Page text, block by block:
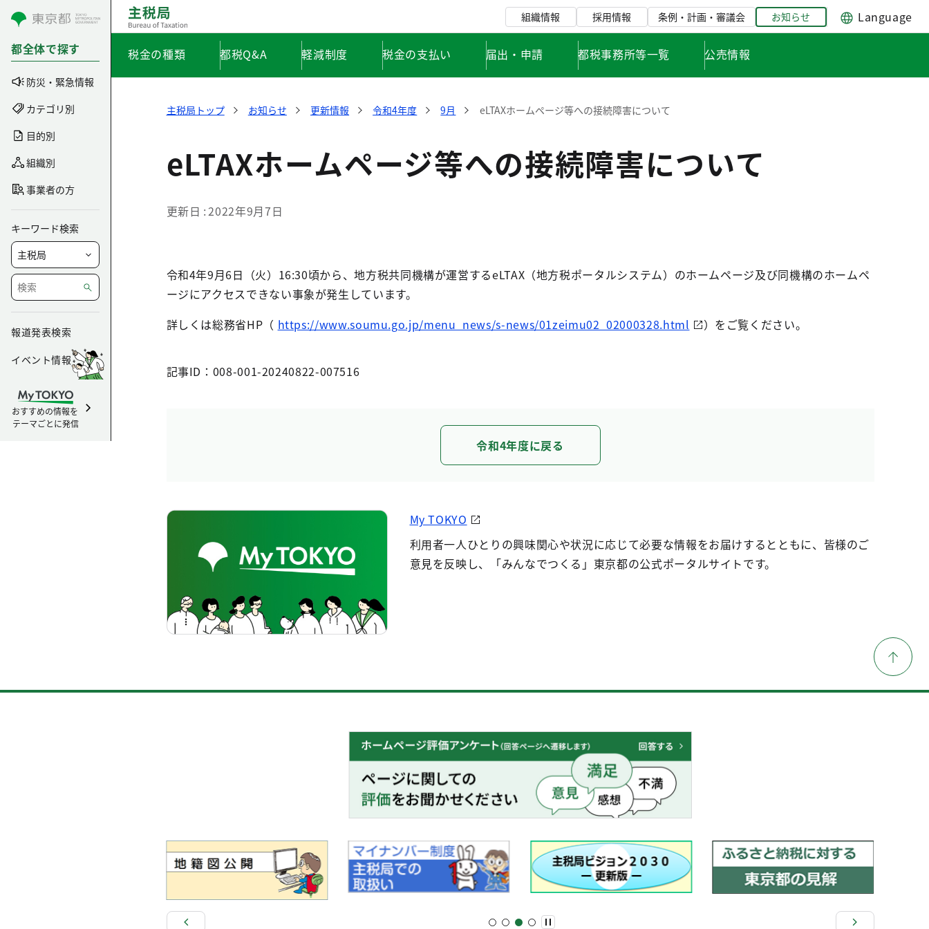
コンテンツにスキップ
都全体で探す
防災・緊急情報
カテゴリ別
目的別
組織別
事業者の方
キーワード検索
報道発表検索
イベント情報
おすすめの情報を
テーマごとに発信
組織情報 採用情報 条例・計画・審議会 お知らせ Language
税金の種類 都税Q&A 軽減制度 税金の支払い 届出・申請 都税事務所等一覧 公売情報
主税局トップ お知らせ 更新情報 令和4年度 9月 eLTAXホームページ等への接続障害について
eLTAXホームページ等への接続障害について
更新日 2022年9月7日
令和4年9月6日（火）16:30頃から、地方税共同機構が運営するeLTAX（地方税ポータルシステム）のホームページ及び同機構のホームペ
ージにアクセスできない事象が発生しています。
詳しくは総務省HP（ https://www.soumu.go.jp/menu_news/s-news/01zeimu02_02000328.html ）をご覧ください。
記事ID：008-001-20240822-007516
令和4年度に戻る
My TOKYO
利用者一人ひとりの興味関心や状況に応じて必要な情報をお届けするとともに、皆様のご
意見を反映し、「みんなでつくる」東京都の公式ポータルサイトです。